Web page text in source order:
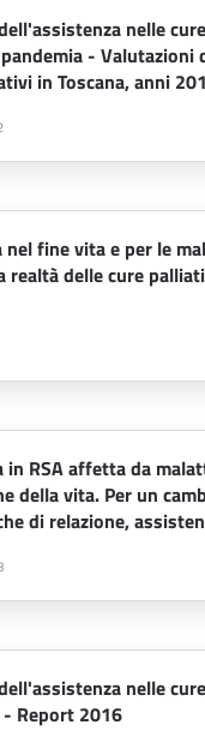
nelle
- Valutazioni
in Toscana, anni
nel fine vita e per le
realtà delle cure
in RSA affetta da
della vita. Per un
di relazione,
nelle
- Report 2016